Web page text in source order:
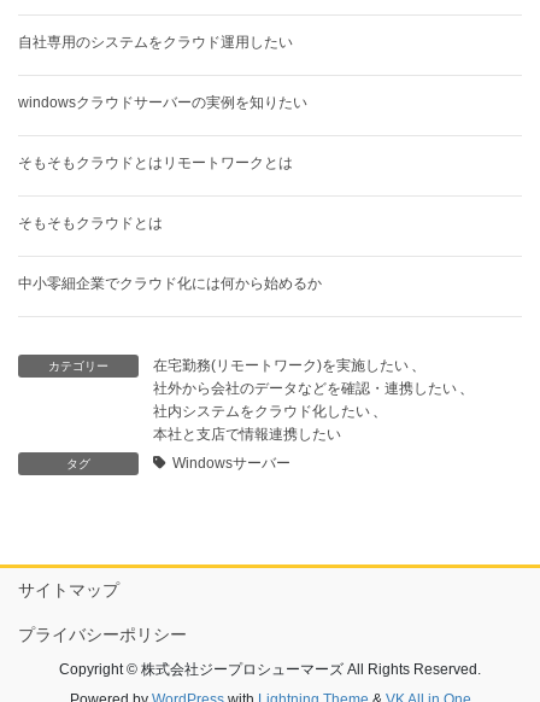
自社専用のシステムをクラウド運用したい
windowsクラウドサーバーの実例を知りたい
そもそもクラウドとはリモートワークとは
そもそもクラウドとは
中小零細企業でクラウド化には何から始めるか
カテゴリー 在宅勤務(リモートワーク)を実施したい 、
社外から会社のデータなどを確認・連携したい 、
社内システムをクラウド化したい 、
本社と支店で情報連携したい
タグ Windowsサーバー
サイトマップ
プライバシーポリシー
Copyright © 株式会社ジープロシューマーズ All Rights Reserved.